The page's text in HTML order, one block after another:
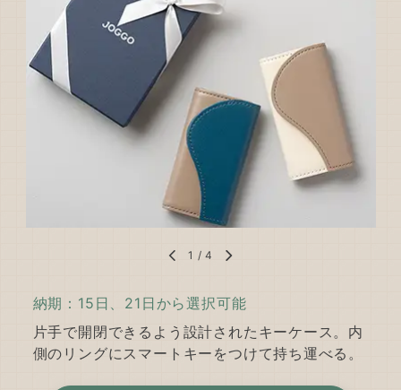
1 / 4
納期：15日、21日から選択可能
片手で開閉できるよう設計されたキーケース。内
側のリングにスマートキーをつけて持ち運べる。